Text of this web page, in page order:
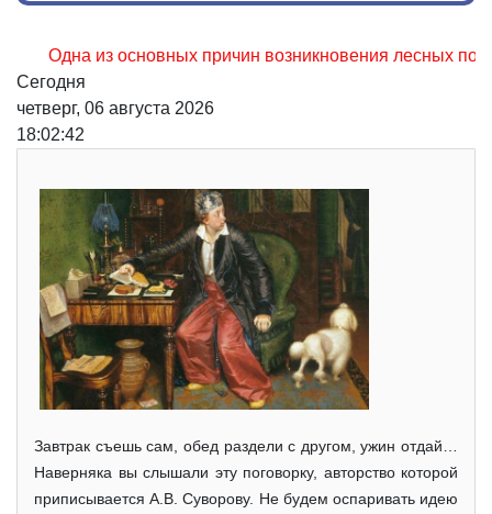
из основных причин возникновения лесных
Сегодня
четверг, 06 августа 2026
18:02:43
Завтрак съешь сам, обед раздели с другом, ужин отдай…
Наверняка вы слышали эту поговорку, авторство которой
приписывается А.В. Суворову. Не будем оспаривать идею